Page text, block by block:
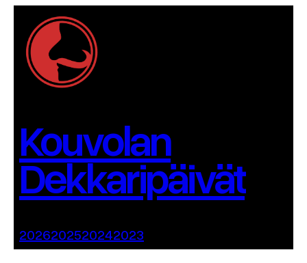
sisältöön
Kouvolan
Dekkaripäivät
2026202520242023